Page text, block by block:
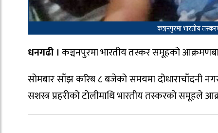
कञ्चनपुरमा भारतीय
धनगढी । कञ्चनपुरमा भारतीय तस्कर समूहको
सोमबार साँझ करिब ८ बजेको समयमा दोधाराचाँदनी
सशस्त्र प्रहरीको टोलीमाथि भारतीय तस्करको समूहले